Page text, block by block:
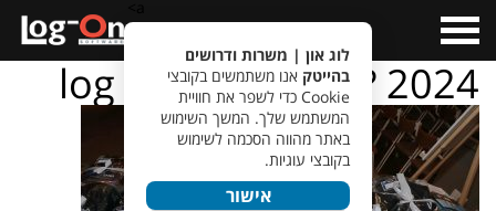
Menu
log – on – ???????? 2024
לוג און | משרות ודרושים
בהייטק אנו משתמשים בקובצי
Cookie כדי לשפר את חוויית
המשתמש שלך. המשך השימוש
באתר מהווה הסכמה לשימוש
בקובצי עוגיות.
אישור